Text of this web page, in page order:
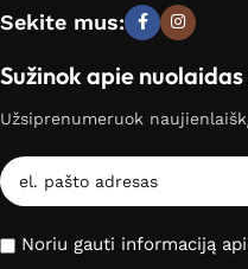
Sekite mus:
Sužinok apie
Užsiprenumeruok
Noriu gauti informaciją